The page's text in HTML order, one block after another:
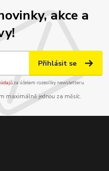
akce a
Přihlásit se
za účelem rozesílky newsletteru.
maximálně jednou za měsíc.